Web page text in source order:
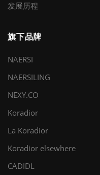
发展历程
旗下品牌
NAERSI
NAERSILING
NEXY.CO
Koradior
La Koradior
Koradior elsewhere
CADIDL